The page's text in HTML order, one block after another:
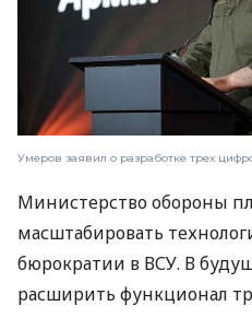
Умеров заявил о разработке трех
Министерство обороны
масштабировать
бюрократии в ВСУ. В
расширить функционал